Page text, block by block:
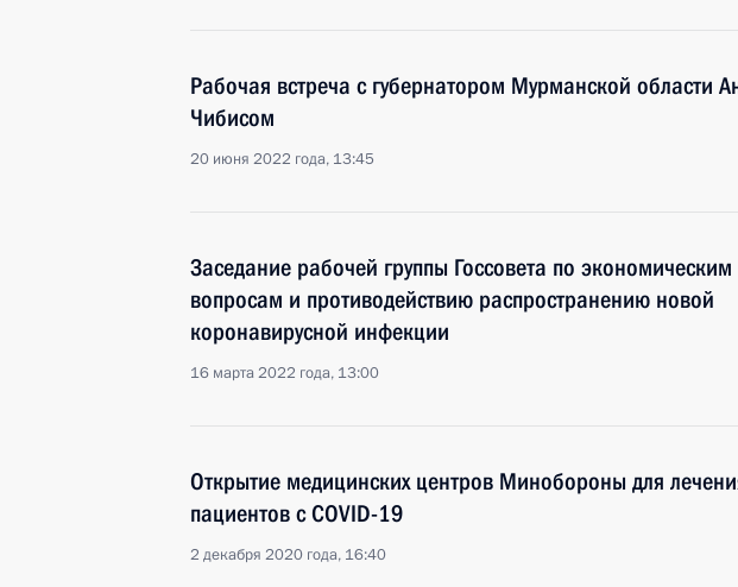
Рабочая встреча с губернатором Мурманской области
Чибисом
20 июня 2022 года, 13:45
Заседание рабочей группы Госсовета по экономическим
вопросам и противодействию распространению новой
коронавирусной инфекции
16 марта 2022 года, 13:00
Открытие медицинских центров Минобороны для
пациентов с COVID-19
2 декабря 2020 года, 16:40